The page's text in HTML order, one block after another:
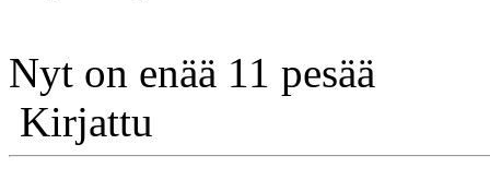
Nyt on enää 11 pesää
Kirjattu